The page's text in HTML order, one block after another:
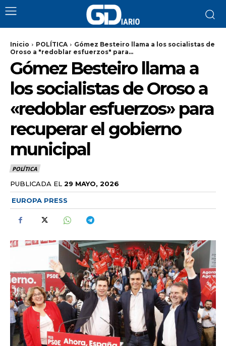
Inicio POLÍTICA
Gómez Besteiro llama a los socialistas de
Oroso a "redoblar esfuerzos" para...
Gómez Besteiro llama a
los socialistas de Oroso a
«redoblar esfuerzos» para
recuperar el gobierno
municipal
POLÍTICA
PUBLICADA EL 29 MAYO, 2026
EUROPA PRESS